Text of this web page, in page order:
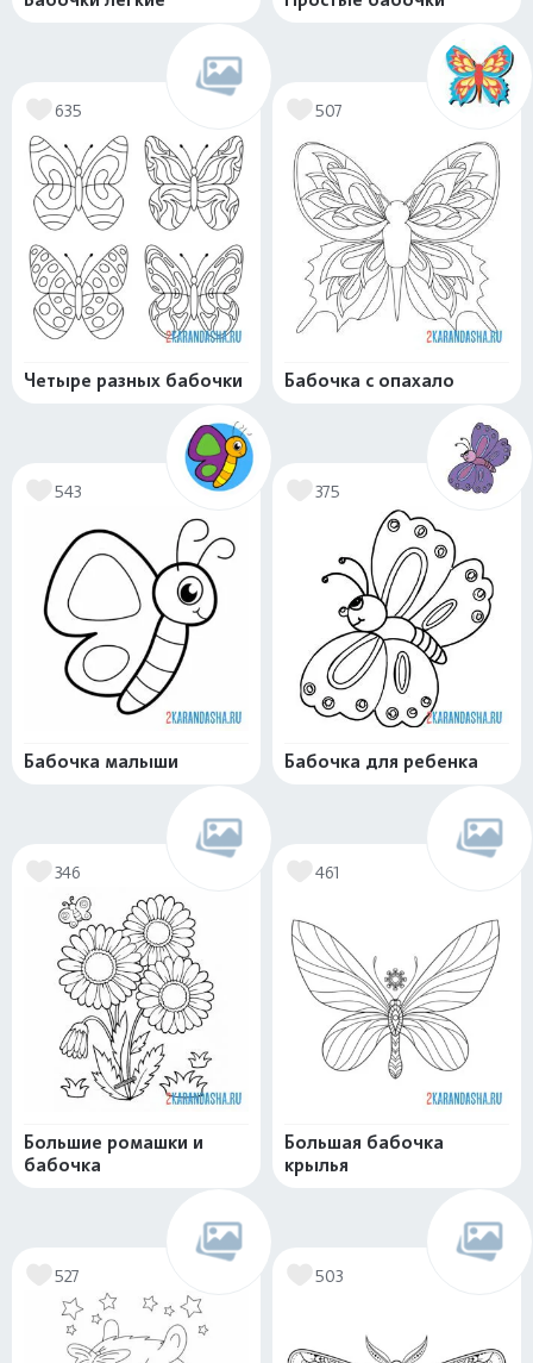
635
Четыре разных бабочки
507
Бабочка с опахало
543
Бабочка малыши
375
Бабочка для ребенка
346
Большие ромашки и
бабочка
461
Большая бабочка
крылья
527 503